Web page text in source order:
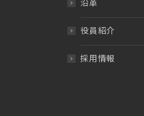
沿革
役員紹介
採用情報